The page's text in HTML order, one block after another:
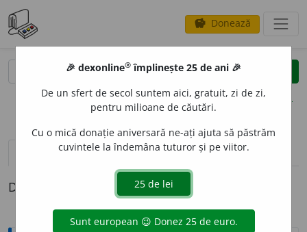
savings Donează
clear
opțiuni
definiții (1) pronunțievolume_up (45)
Definiția cu ID-ul 322876:
🎉 dexonline® împlinește 25 de ani 🎉
De un sfert de secol suntem aici, gratuit, zi de zi,
pentru milioane de căutări.
Cu o mică donație aniversară ne-ați ajuta să păstrăm
cuvintele la îndemâna tuturor și pe viitor.